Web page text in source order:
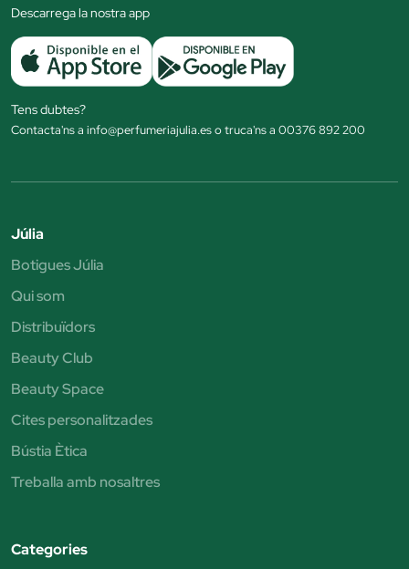
Descarrega la nostra app
Tens dubtes?
Contacta'ns a info@perfumeriajulia.es o truca'ns a 00376 892 200
Júlia
Botigues Júlia
Qui som
Distribuïdors
Beauty Club
Beauty Space
Cites personalitzades
Bústia Ètica
Treballa amb nosaltres
Categories